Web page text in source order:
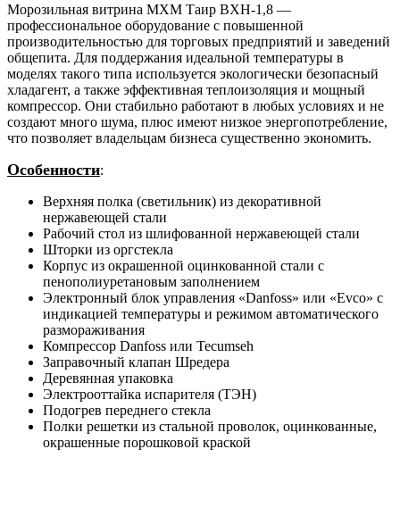
Морозильная витрина МХМ Таир ВХН-1,8 —
профессиональное оборудование с повышенной
производительностью для торговых предприятий и заведений
общепита. Для поддержания идеальной температуры в
моделях такого типа используется экологически безопасный
хладагент, а также эффективная теплоизоляция и мощный
компрессор. Они стабильно работают в любых условиях и не
создают много шума, плюс имеют низкое энергопотребление,
что позволяет владельцам бизнеса существенно экономить.
Особенности:
Верхняя полка (светильник) из декоративной
нержавеющей стали
Рабочий стол из шлифованной нержавеющей стали
Шторки из оргстекла
Корпус из окрашенной оцинкованной стали с
пенополиуретановым заполнением
Электронный блок управления «Danfoss» или «Evco» с
индикацией температуры и режимом автоматического
размораживания
Компрессор Danfoss или Tecumseh
Заправочный клапан Шредера
Деревянная упаковка
Электрооттайка испарителя (ТЭН)
Подогрев переднего стекла
Полки решетки из стальной проволок, оцинкованные,
окрашенные порошковой краской